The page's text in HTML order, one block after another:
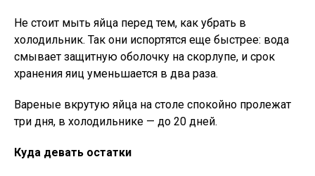
Не стоит мыть яйца перед тем, как убрать в
холодильник. Так они испортятся еще быстрее: вода
смывает защитную оболочку на скорлупе, и срок
хранения яиц уменьшается в два раза.
Вареные вкрутую яйца на столе спокойно пролежат
три дня, в холодильнике — до 20 дней.
Куда девать остатки